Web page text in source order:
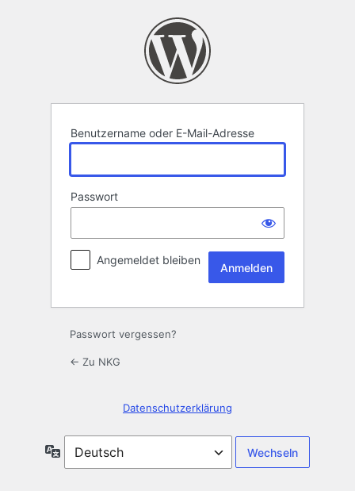
Benutzername oder E-Mail-Adresse
Passwort
Angemeldet bleiben
Passwort vergessen?
← Zu NKG
Datenschutzerklärung
Sprache